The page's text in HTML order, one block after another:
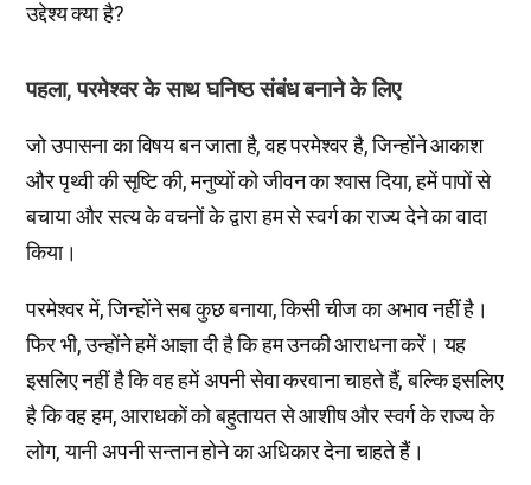
उद्देश्य क्या है?
पहला, परमेश्वर के साथ घनिष्ठ संबंध बनाने के लिए
जो उपासना का विषय बन जाता है, वह परमेश्वर है, जिन्होंने आकाश
और पृथ्वी की सृष्टि की, मनुष्यों को जीवन का श्वास दिया, हमें पापों से
बचाया और सत्य के वचनों के द्वारा हम से स्वर्ग का राज्य देने का वादा
किया।
परमेश्वर में, जिन्होंने सब कुछ बनाया, किसी चीज का अभाव नहीं है।
फिर भी, उन्होंने हमें आज्ञा दी है कि हम उनकी आराधना करें। यह
इसलिए नहीं है कि वह हमें अपनी सेवा करवाना चाहते हैं, बल्कि इसलिए
है कि वह हम, आराधकों को बहुतायत से आशीष और स्वर्ग के राज्य के
लोग, यानी अपनी सन्तान होने का अधिकार देना चाहते हैं।